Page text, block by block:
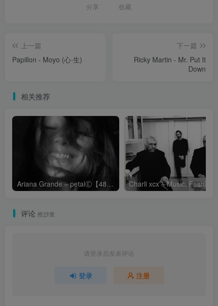
分享 收藏
上一篇
Papillon - Moyo (心·生)
下一篇
Ricky Martin - Mr. Put It
Down
相关推荐
Ariana Grande – petalⒺ【48kHz／24bit】英国区
评论 抢沙发
请登录后发表评论
登录 注册